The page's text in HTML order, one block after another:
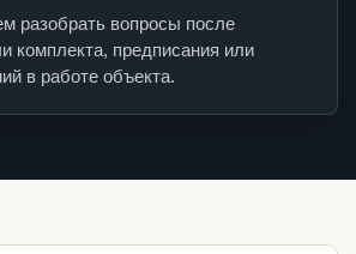
разобрать вопросы после
комплекта, предписания или
в работе объекта.